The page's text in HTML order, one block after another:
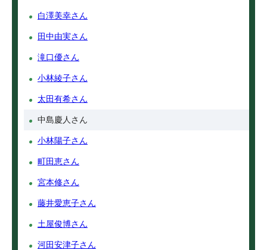
白澤美幸さん
田中由実さん
滝口優さん
小林綾子さん
太田有希さん
中島慶人さん
小林陽子さん
町田恵さん
宮本修さん
藤井愛恵子さん
土屋俊博さん
河田安津子さん